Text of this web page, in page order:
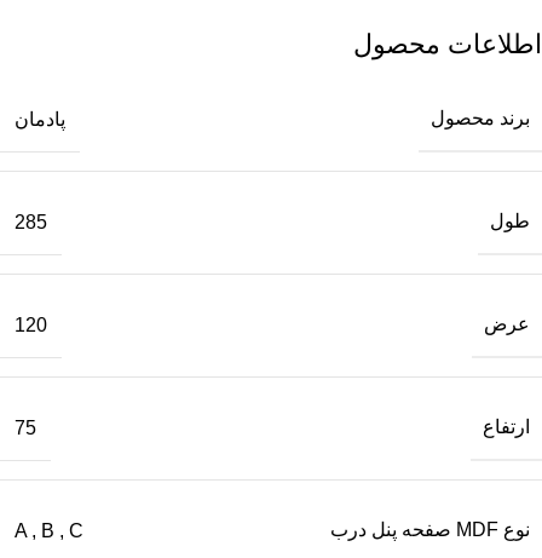
اطلاعات محصول
برند محصول پادمان
طول 285
عرض 120
ارتفاع 75
نوع MDF صفحه پنل درب A , B , C